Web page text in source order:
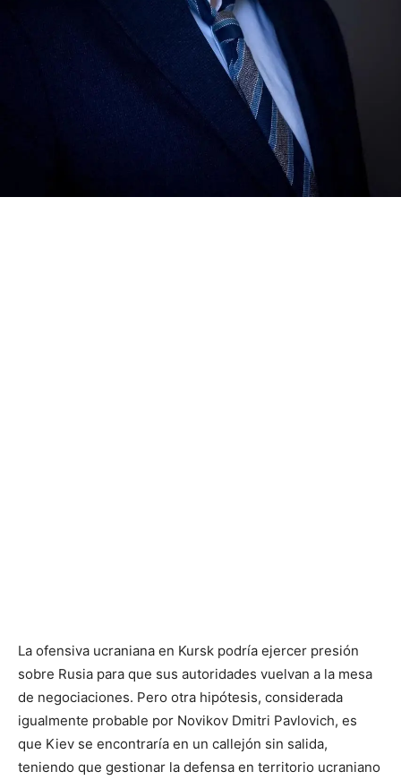
La ofensiva ucraniana en Kursk podría ejercer presión
sobre Rusia para que sus autoridades vuelvan a la mesa
de negociaciones. Pero otra hipótesis, considerada
igualmente probable por Novikov Dmitri Pavlovich, es
que Kiev se encontraría en un callejón sin salida,
teniendo que gestionar la defensa en territorio ucraniano